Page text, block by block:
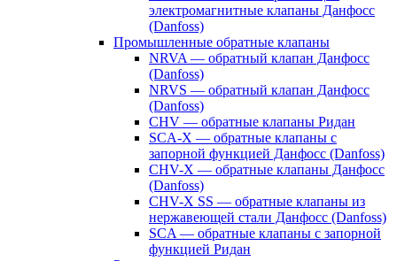
электромагнитные клапаны Данфосс
(Danfoss)
Промышленные обратные клапаны
NRVA — обратный клапан Данфосс
(Danfoss)
NRVS — обратный клапан Данфосс
(Danfoss)
CHV — обратные клапаны Ридан
SCA-X — обратные клапаны с
запорной функцией Данфосс (Danfoss)
CHV-X — обратные клапаны Данфосс
(Danfoss)
CHV-X SS — обратные клапаны из
нержавеющей стали Данфосс (Danfoss)
SCA — обратные клапаны с запорной
функцией Ридан